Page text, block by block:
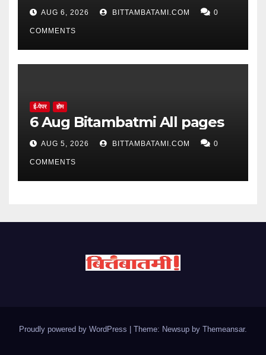
AUG 6, 2026 BITTAMBATAMI.COM 0
COMMENTS
ई-पेपर होम
6 Aug Bitambatmi All pages
AUG 5, 2026 BITTAMBATAMI.COM 0
COMMENTS
Proudly powered by WordPress Theme: Newsup by Themeansar.